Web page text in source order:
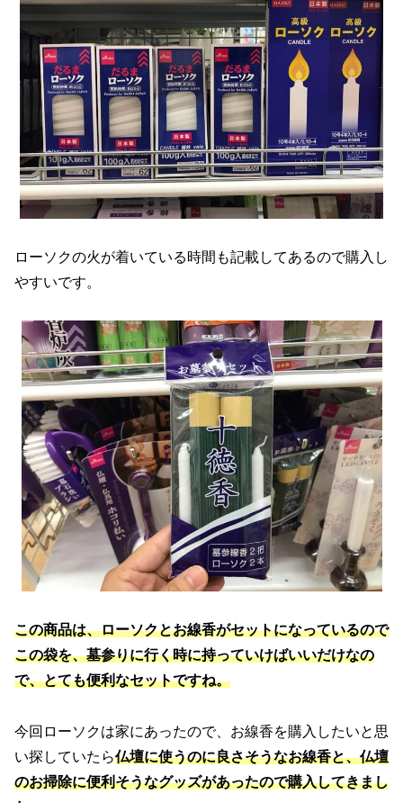
ローソクの火が着いている時間も記載してあるので購入し
やすいです。
この商品は、ローソクとお線香がセットになっているので
この袋を、墓参りに行く時に持っていけばいいだけなの
で、とても便利なセットですね。
今回ローソクは家にあったので、お線香を購入したいと思
い探していたら仏壇に使うのに良さそうなお線香と、仏壇
のお掃除に便利そうなグッズがあったので購入してきまし